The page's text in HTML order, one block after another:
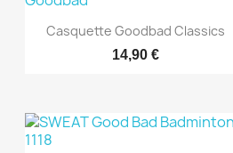
Aperçu rapide
Casquette Goodbad Classics
14,90 €